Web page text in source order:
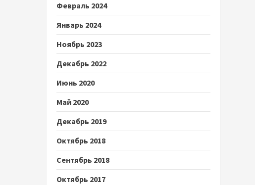
Февраль 2024
Январь 2024
Ноябрь 2023
Декабрь 2022
Июнь 2020
Май 2020
Декабрь 2019
Октябрь 2018
Сентябрь 2018
Октябрь 2017